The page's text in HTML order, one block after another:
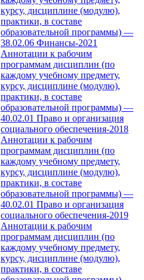
курсу, дисциплине (модулю),
практики, в составе
образовательной программы) —
38.02.06 Финансы-2021
Аннотации к рабочим
программам дисциплин (по
каждому учебному предмету,
курсу, дисциплине (модулю),
практики, в составе
образовательной программы) —
40.02.01 Право и организация
социального обеспечения-2018
Аннотации к рабочим
программам дисциплин (по
каждому учебному предмету,
курсу, дисциплине (модулю),
практики, в составе
образовательной программы) —
40.02.01 Право и организация
социального обеспечения-2019
Аннотации к рабочим
программам дисциплин (по
каждому учебному предмету,
курсу, дисциплине (модулю),
практики, в составе